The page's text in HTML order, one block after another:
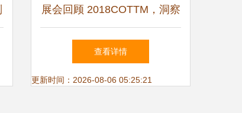
展会回顾 2018COTTM，洞察
旅业新业态与自费出国留学中
介服务动向
查看详情
更新时间：2026-08-06 05:25:21